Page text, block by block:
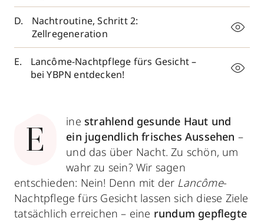
Nachtroutine, Schritt 2:
Zellregeneration
Lancôme-Nachtpflege fürs Gesicht –
bei YBPN entdecken!
E
ine strahlend gesunde Haut und
ein jugendlich frisches Aussehen –
und das über Nacht. Zu schön, um
wahr zu sein? Wir sagen
entschieden: Nein! Denn mit der Lancôme-
Nachtpflege fürs Gesicht lassen sich diese Ziele
tatsächlich erreichen – eine rundum gepflegte